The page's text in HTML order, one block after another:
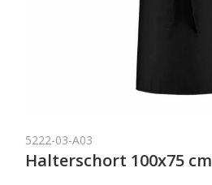
5222-03-A03
Halterschort 100x75 cm